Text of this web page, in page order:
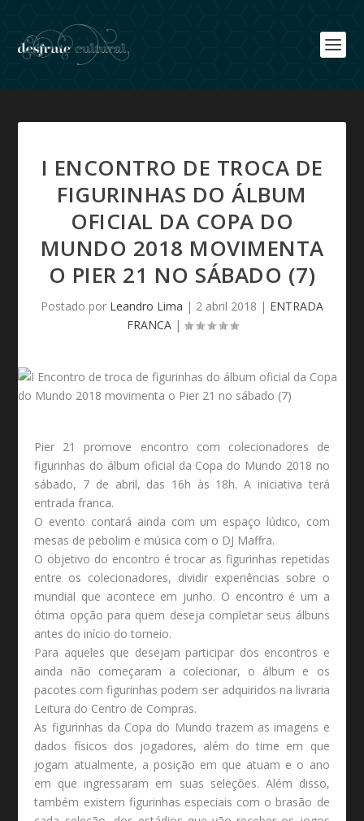
I ENCONTRO DE TROCA DE
FIGURINHAS DO ÁLBUM
OFICIAL DA COPA DO
MUNDO 2018 MOVIMENTA
O PIER 21 NO SÁBADO (7)
Postado por Leandro Lima | 2 abril 2018 | ENTRADA
FRANCA|
Pier 21 promove encontro com colecionadores de
figurinhas do álbum oficial da Copa do Mundo 2018 no
sábado, 7 de abril, das 16h às 18h. A iniciativa terá
entrada franca.
O evento contará ainda com um espaço lúdico, com
mesas de pebolim e música com o DJ Maffra.
O objetivo do encontro é trocar as figurinhas repetidas
entre os colecionadores, dividir experiências sobre o
mundial que acontece em junho. O encontro é um a
ótima opção para quem deseja completar seus álbuns
antes do início do torneio.
Para aqueles que desejam participar dos encontros e
ainda não começaram a colecionar, o álbum e os
pacotes com figurinhas podem ser adquiridos na livraria
Leitura do Centro de Compras.
As figurinhas da Copa do Mundo trazem as imagens e
dados físicos dos jogadores, além do time em que
jogam atualmente, a posição em que atuam e o ano
em que ingressaram em suas seleções. Além disso,
também existem figurinhas especiais com o brasão de